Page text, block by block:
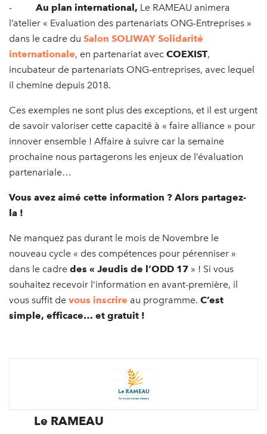
- Au plan international, Le RAMEAU animera
l’atelier « Evaluation des partenariats ONG-Entreprises »
dans le cadre du Salon SOLIWAY Solidarité
internationale, en partenariat avec COEXIST,
incubateur de partenariats ONG-entreprises, avec lequel
il chemine depuis 2018.
Ces exemples ne sont plus des exceptions, et il est urgent
de savoir valoriser cette capacité à « faire alliance » pour
innover ensemble ! Affaire à suivre car la semaine
prochaine nous partagerons les enjeux de l’évaluation
partenariale…
Vous avez aimé cette information ? Alors partagez-
la !
Ne manquez pas durant le mois de Novembre le
nouveau cycle « des compétences pour pérenniser »
dans le cadre des « Jeudis de l’ODD 17 » ! Si vous
souhaitez recevoir l’information en avant-première, il
vous suffit de vous inscrire au programme. C’est
simple, efficace… et gratuit !
Le RAMEAU